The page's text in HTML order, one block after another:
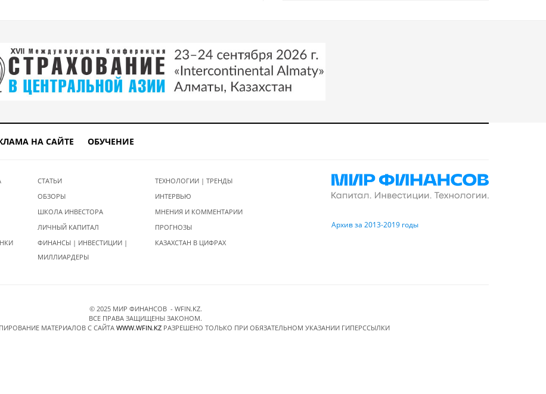
НА САЙТЕ ОБУЧЕНИЕ
СТАТЬИ
ОБЗОРЫ
ШКОЛА ИНВЕСТОРА
ЛИЧНЫЙ КАПИТАЛ
ФИНАНСЫ | ИНВЕСТИЦИИ |
МИЛЛИАРДЕРЫ
ТЕХНОЛОГИИ | ТРЕНДЫ
ИНТЕРВЬЮ
МНЕНИЯ И КОММЕНТАРИИ
ПРОГНОЗЫ
КАЗАХСТАН В ЦИФРАХ
Архив за 2013-2019 годы
© 2025 МИР ФИНАНСОВ - WFIN.KZ.
ВСЕ ПРАВА ЗАЩИЩЕНЫ ЗАКОНОМ.
МАТЕРИАЛОВ C САЙТАWWW.WFIN.KZ РАЗРЕШЕНО ТОЛЬКО ПРИ ОБЯЗАТЕЛЬНОМ УКАЗАНИИ ГИПЕРССЫЛКИ